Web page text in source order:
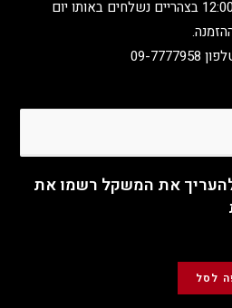
הזמנות שהתקבלו עד לשעה 12:00 בצהריים נשלחים באותו יום
להעריך את המשקל רשמו את
לסל